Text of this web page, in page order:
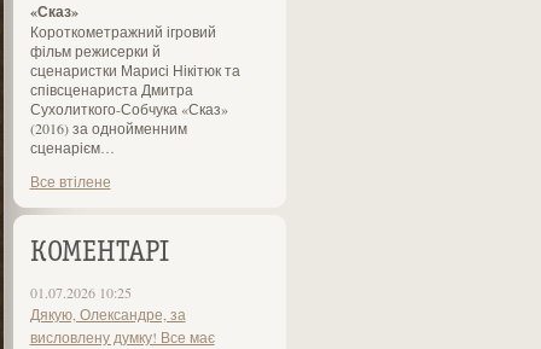
«Сказ»
Короткометражний ігровий
фільм режисерки й
сценаристки Марисі Нікітюк та
співсценариста Дмитра
Сухолиткого-Собчука «Сказ»
(2016) за однойменним
сценарієм…
Все втілене
КОМЕНТАРІ
01.07.2026 10:25
Дякую, Олександре, за
висловлену думку! Все має